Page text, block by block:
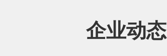
企业动态